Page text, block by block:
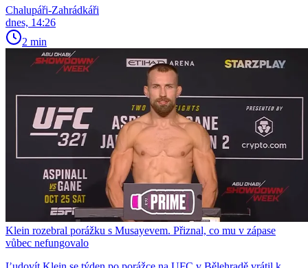
Chalupáři-Zahrádkáři
dnes, 14:26
2 min
Klein rozebral porážku s Musayevem. Přiznal, co mu v zápase
vůbec nefungovalo